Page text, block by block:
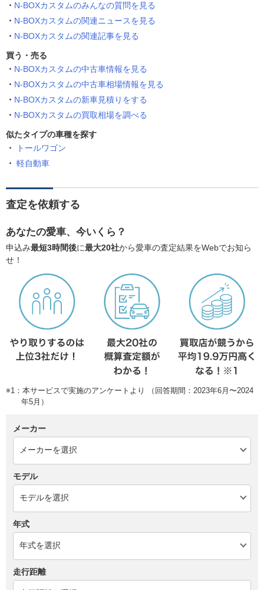
N-BOXカスタムのみんなの質問を見る
N-BOXカスタムの関連ニュースを見る
N-BOXカスタムの関連記事を見る
買う・売る
N-BOXカスタムの中古車情報を見る
N-BOXカスタムの中古車相場情報を見る
N-BOXカスタムの新車見積りをする
N-BOXカスタムの買取相場を調べる
似たタイプの車種を探す
トールワゴン
軽自動車
査定を依頼する
あなたの愛車、今いくら？
申込み最短3時間後に最大20社から愛車の査定結果をWebでお知ら
せ！
※1：本サービスで実施のアンケートより （回答期間：2023年6月〜2024
年5月）
メーカー
モデル
年式
走行距離